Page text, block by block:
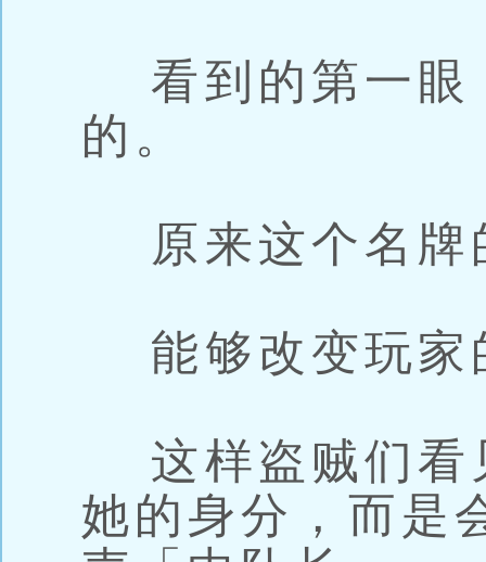
看到的第一眼
的。
原来这个名牌
能够改变玩家
这样盗贼们看
她的身分，而是